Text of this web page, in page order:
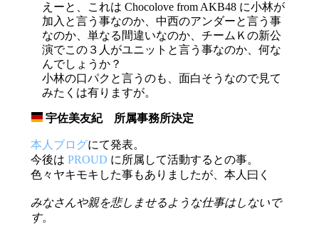
えーと、これは Chocolove from AKB48 に小林が
加入と言う事なのか、中西のアンダーと言う事
なのか、単なる間違いなのか、チームＫの新公
演でこの３人がユニットと言う事なのか、何な
んでしょうか？
小林の口パクと言うのも、面白そうなので見て
みたくは有りますが。
宇佐美友紀 所属事務所決定
本人ブログにて発表。
今後は PROUD に所属して活動するとの事。
色々ヤキモキした事もありましたが、本人曰く
みなさんや親を悲しませるような仕事はしないで
す。